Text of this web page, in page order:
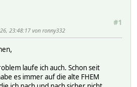
#1
23:48:17 von ronny332
laufe ich auch. Schon seit
es immer auf die alte FHEM